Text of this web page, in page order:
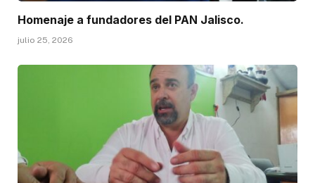
Homenaje a fundadores del PAN Jalisco.
julio 25, 2026